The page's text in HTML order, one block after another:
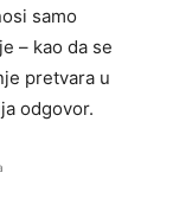
samo
– kao da se
pretvara u
odgovor.